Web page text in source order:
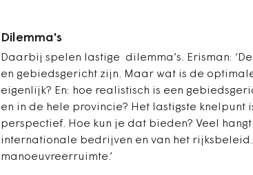
Dilemma's
Daarbij spelen lastige dilemma’s. Erisman:
en gebiedsgericht zijn. Maar wat is de
eigenlijk? En: hoe realistisch is een
en in de hele provincie? Het lastigste knelpunt
perspectief. Hoe kun je dat bieden? Veel
internationale bedrijven en van het
manoeuvreerruimte.’